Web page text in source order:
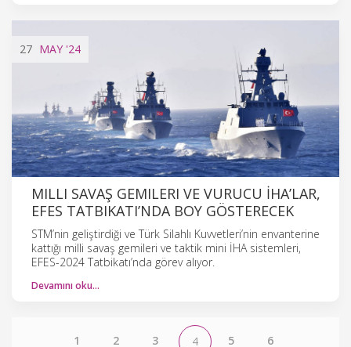
27 MAY '24
MILLI SAVAŞ GEMILERI VE VURUCU İHA’LAR,
EFES TATBIKATI’NDA BOY GÖSTERECEK
STM’nin geliştirdiği ve Türk Silahlı Kuvvetleri’nin envanterine
kattığı milli savaş gemileri ve taktik mini İHA sistemleri,
EFES-2024 Tatbikatı’nda görev alıyor.
Devamını oku…
1 2 3 4 5 6